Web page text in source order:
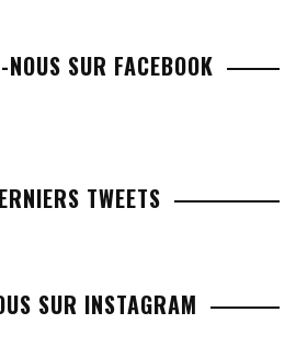
NOUS SUR FACEBOOK
TWEETS
SUR INSTAGRAM